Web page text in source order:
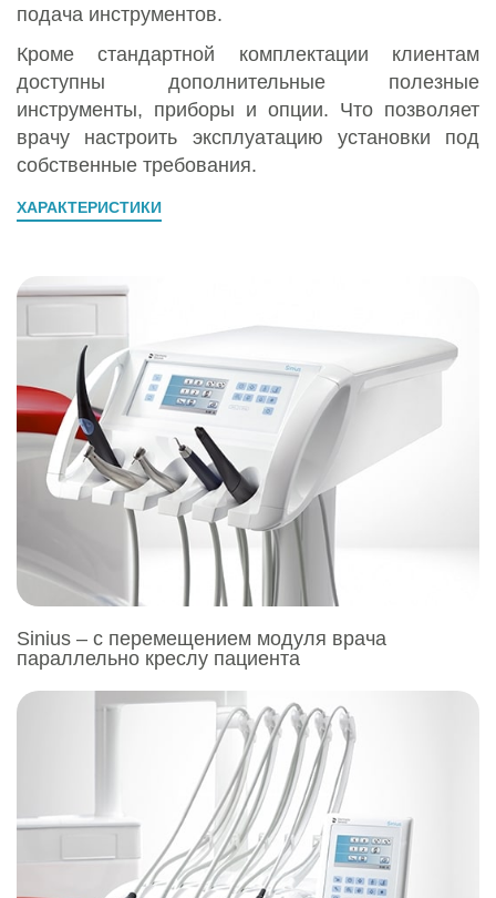
подача инструментов.
Кроме стандартной комплектации клиентам
доступны дополнительные полезные
инструменты, приборы и опции. Что позволяет
врачу настроить эксплуатацию установки под
собственные требования.
ХАРАКТЕРИСТИКИ
Sinius – с перемещением модуля врача
параллельно креслу пациента